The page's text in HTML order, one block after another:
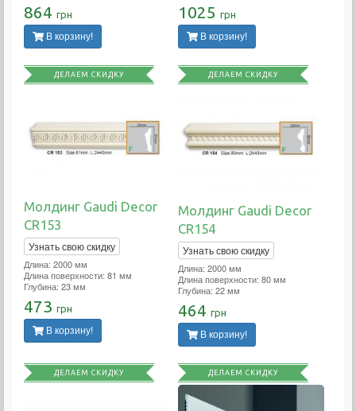
864 грн
В корзину!
1025 грн
В корзину!
ДЕЛАЕМ СКИДКУ
Молдинг Gaudi Decor
CR153
Узнать свою скидку
Длина: 2000 мм
Длина поверхности: 81 мм
Глубина: 23 мм
473 грн
В корзину!
ДЕЛАЕМ СКИДКУ
Молдинг Gaudi Decor
CR154
Узнать свою скидку
Длина: 2000 мм
Длина поверхности: 80 мм
Глубина: 22 мм
464 грн
В корзину!
ДЕЛАЕМ СКИДКУ ДЕЛАЕМ СКИДКУ